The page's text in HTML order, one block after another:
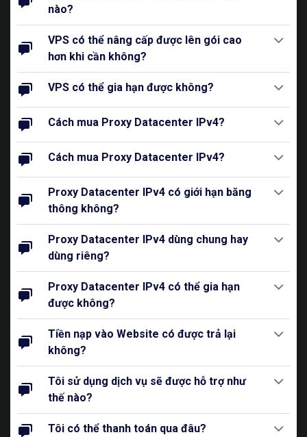
nào?
VPS có thể nâng cấp được lên gói cao
hơn khi cần không?
VPS có thể gia hạn được không?
Cách mua Proxy Datacenter IPv4?
Cách mua Proxy Datacenter IPv4?
Proxy Datacenter IPv4 có giới hạn băng
thông không?
Proxy Datacenter IPv4 dùng chung hay
dùng riêng?
Proxy Datacenter IPv4 có thể gia hạn
được không?
Tiền nạp vào Website có được trả lại
không?
Tôi sử dụng dịch vụ sẽ được hỗ trợ như
thế nào?
Tôi có thể thanh toán qua đâu?